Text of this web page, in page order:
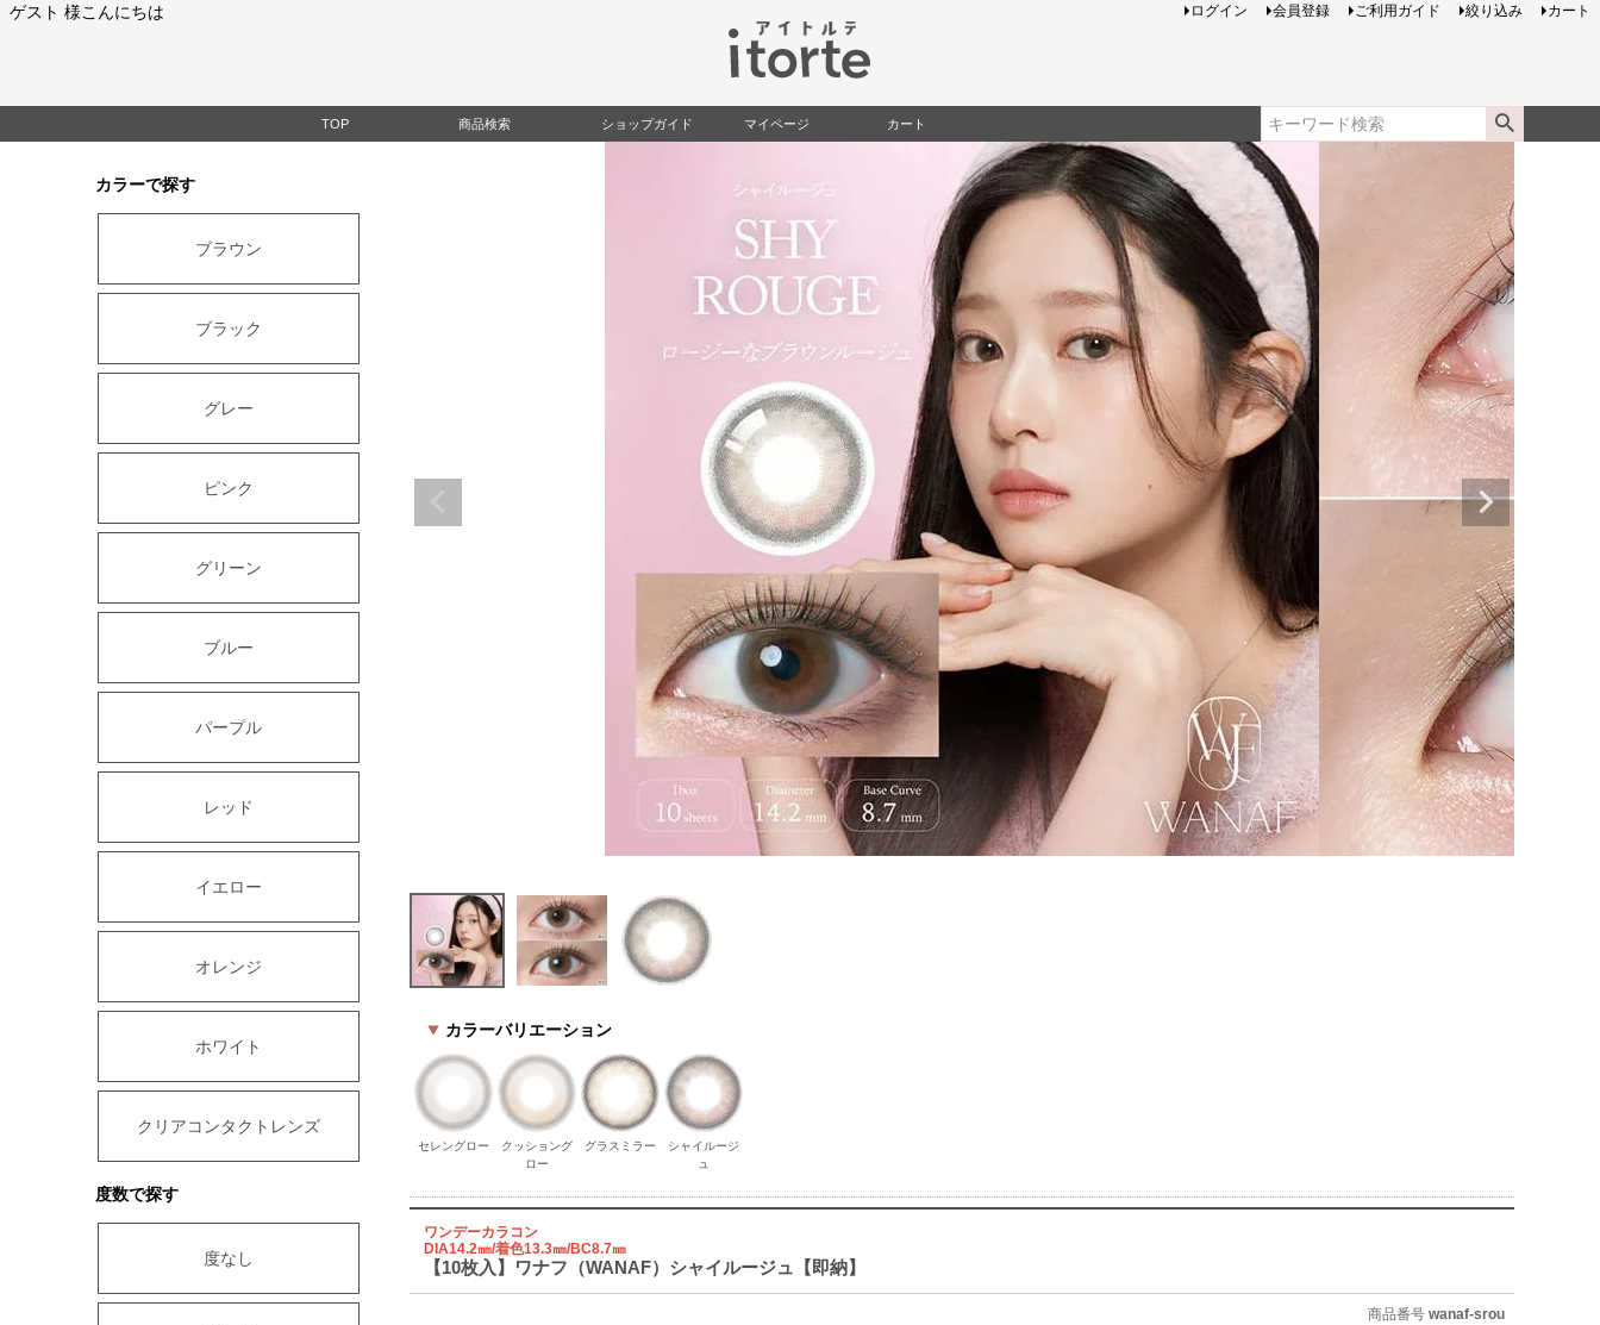
ゲスト 様こんにちは ログイン 会員登録 ご利用ガイド 絞り込み カート
TOP 商品検索 ショップガイド マイページ カート
検索
カラーで探す
ブラウン
ブラック
グレー
ピンク
グリーン
ブルー
パープル
レッド
イエロー
オレンジ
ホワイト
クリアコンタクトレンズ
度数で探す
度なし
カラーバリエーション
セレングロー
クッショング
ロー
グラスミラー
シャイルージ
ュ
ワンデーカラコン
DIA14.2㎜/着色13.3㎜/BC8.7㎜
【10枚入】ワナフ（WANAF）シャイルージュ【即納】
商品番号 wanaf-srou